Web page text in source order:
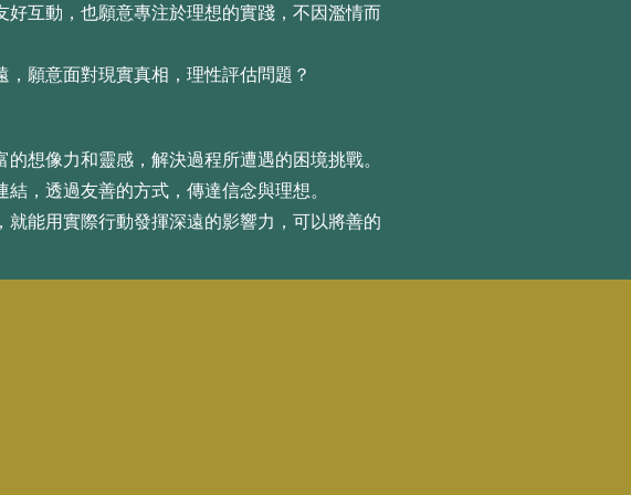
好互動，也願意專注於理想的實踐，不因濫情⽽
願意⾯對現實真相，理性評估問題？
想像⼒和靈感，解決過程所遭遇的困境挑戰。
，透過友善的⽅式，傳達信念與理想。
就能⽤實際⾏動發揮深遠的影響⼒，可以將善的